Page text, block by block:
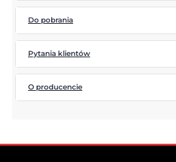
Do pobrania
Pytania klientów
O producencie